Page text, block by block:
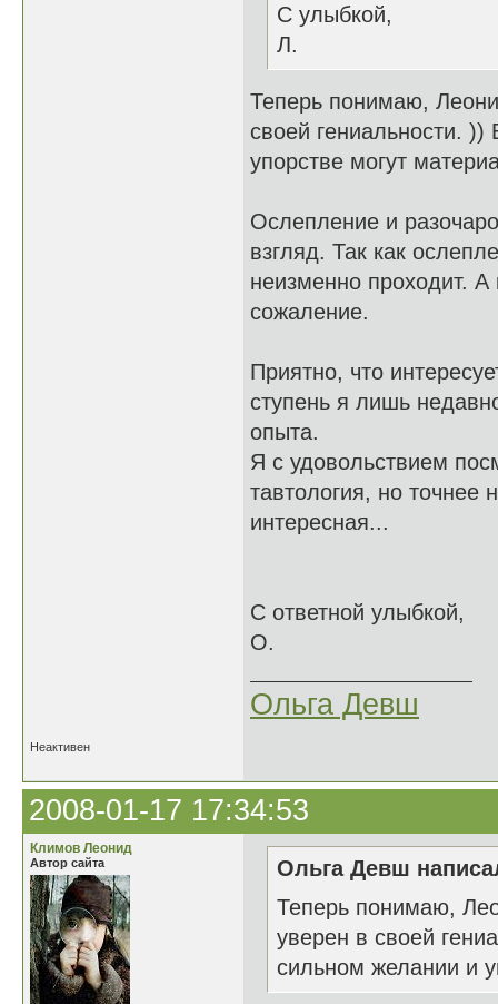
С улыбкой,
Л.
Теперь понимаю,
своей гениальности.
упорстве могут
Ослепление и
взгляд. Так как
неизменно проходит. А
сожаление.
Приятно, что
ступень я лишь
опыта.
Я с удовольствием
тавтология, но точнее
интересная...
С ответной улыбкой,
О.
Ольга Девш
Неактивен
2008-01-17 17:34:53
Климов Леонид
Автор сайта
Ольга Девш
Теперь понимаю,
уверен в своей
сильном желании и